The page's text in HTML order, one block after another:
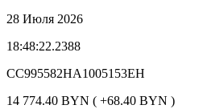
28 Июля 2026
18:48:22.2388
CC995582HA1005153EH
14 774.40 BYN ( +68.40 BYN )